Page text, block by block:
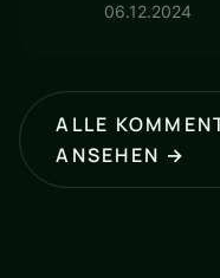
06.12.2024
ALLE
ANSEHEN →